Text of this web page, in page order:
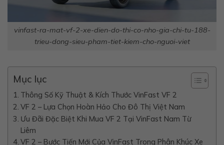
vinfast-ra-mat-vf-2-xe-dien-do-thi-co-nho-gia-chi-tu-188-
trieu-dong-sieu-pham-tiet-kiem-cho-nguoi-viet
Mục lục
Thông Số Kỹ Thuật & Kích Thước VinFast VF 2
VF 2 – Lựa Chọn Hoàn Hảo Cho Đô Thị Việt Nam
Ưu Đãi Đặc Biệt Khi Mua VF 2 Tại VinFast Nam Từ
Liêm
VF 2 – Bước Tiến Mới Của VinFast Trong Phân Khúc Xe